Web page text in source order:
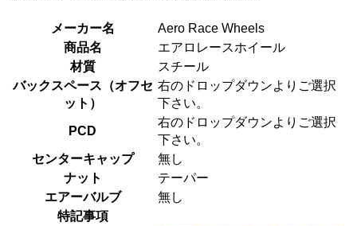
メーカー名
Aero Race Wheels
商品名
エアロレースホイール
材質
スチール
バックスペース（オフセ
ット）
右のドロップダウンよりご選択
下さい。
PCD
右のドロップダウンよりご選択
下さい。
センターキャップ
無し
ナット
テーパー
エアーバルブ
無し
特記事項